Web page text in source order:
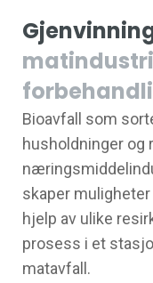
Bioavfall som
husholdninger og
skaper
hjelp av ulike
prosess i et
matavfall.